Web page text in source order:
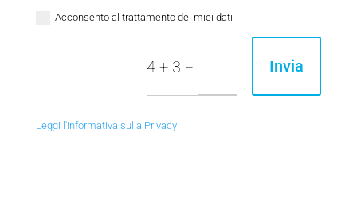
Acconsento al trattamento dei miei dati
4 + 3 = Invia
Leggi l'informativa sulla Privacy